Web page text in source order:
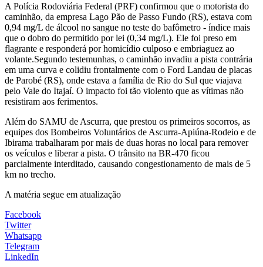
A Polícia Rodoviária Federal (PRF) confirmou que o motorista do
caminhão, da empresa Lago Pão de Passo Fundo (RS), estava com
0,94 mg/L de álcool no sangue no teste do bafômetro - índice mais
que o dobro do permitido por lei (0,34 mg/L). Ele foi preso em
flagrante e responderá por homicídio culposo e embriaguez ao
volante.Segundo testemunhas, o caminhão invadiu a pista contrária
em uma curva e colidiu frontalmente com o Ford Landau de placas
de Parobé (RS), onde estava a família de Rio do Sul que viajava
pelo Vale do Itajaí. O impacto foi tão violento que as vítimas não
resistiram aos ferimentos.
Além do SAMU de Ascurra, que prestou os primeiros socorros, as
equipes dos Bombeiros Voluntários de Ascurra-Apiúna-Rodeio e de
Ibirama trabalharam por mais de duas horas no local para remover
os veículos e liberar a pista. O trânsito na BR-470 ficou
parcialmente interditado, causando congestionamento de mais de 5
km no trecho.
A matéria segue em atualização
Facebook
Twitter
Whatsapp
Telegram
LinkedIn